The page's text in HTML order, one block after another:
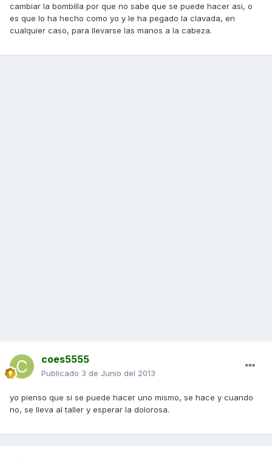
cambiar la bombilla por que no sabe que se puede hacer asi, o
es que lo ha hecho como yo y le ha pegado la clavada, en
cualquier caso, para llevarse las manos a la cabeza.
coes5555
Publicado 3 de Junio del 2013
yo pienso que si se puede hacer uno mismo, se hace y cuando
no, se lleva al taller y esperar la dolorosa.